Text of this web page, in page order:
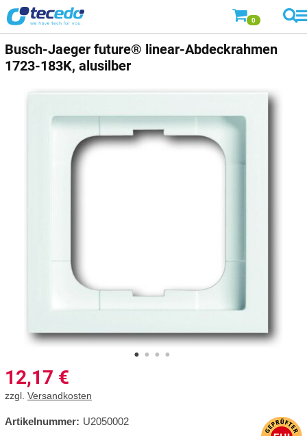
0
Busch-Jaeger future® linear-Abdeckrahmen
1723-183K, alusilber
12,17 €
zzgl. Versandkosten
Artikelnummer: U2050002